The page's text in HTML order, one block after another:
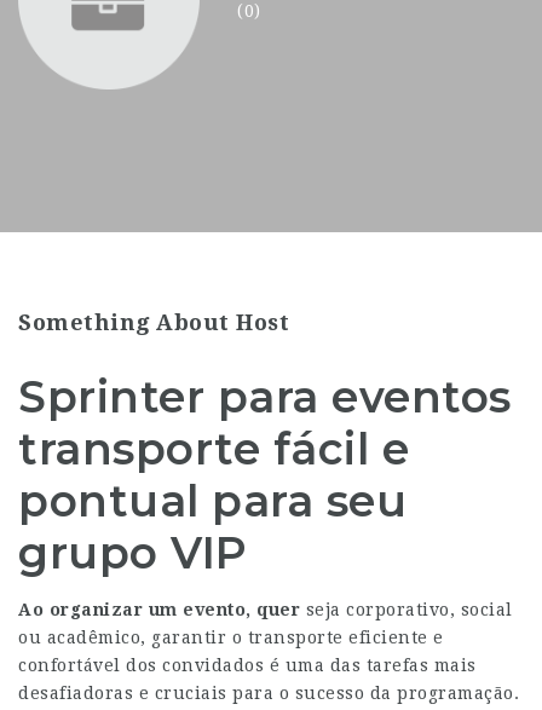
(0)
Something About Host
Sprinter para eventos
transporte fácil e
pontual para seu
grupo VIP
Ao organizar um evento, quer seja corporativo, social
ou acadêmico, garantir o transporte eficiente e
confortável dos convidados é uma das tarefas mais
desafiadoras e cruciais para o sucesso da programação.